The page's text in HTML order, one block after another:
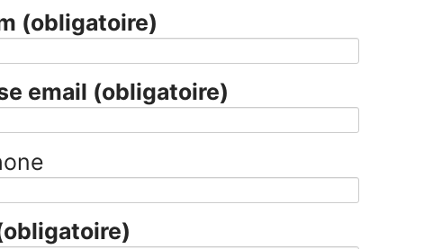
(obligatoire)
email (obligatoire)